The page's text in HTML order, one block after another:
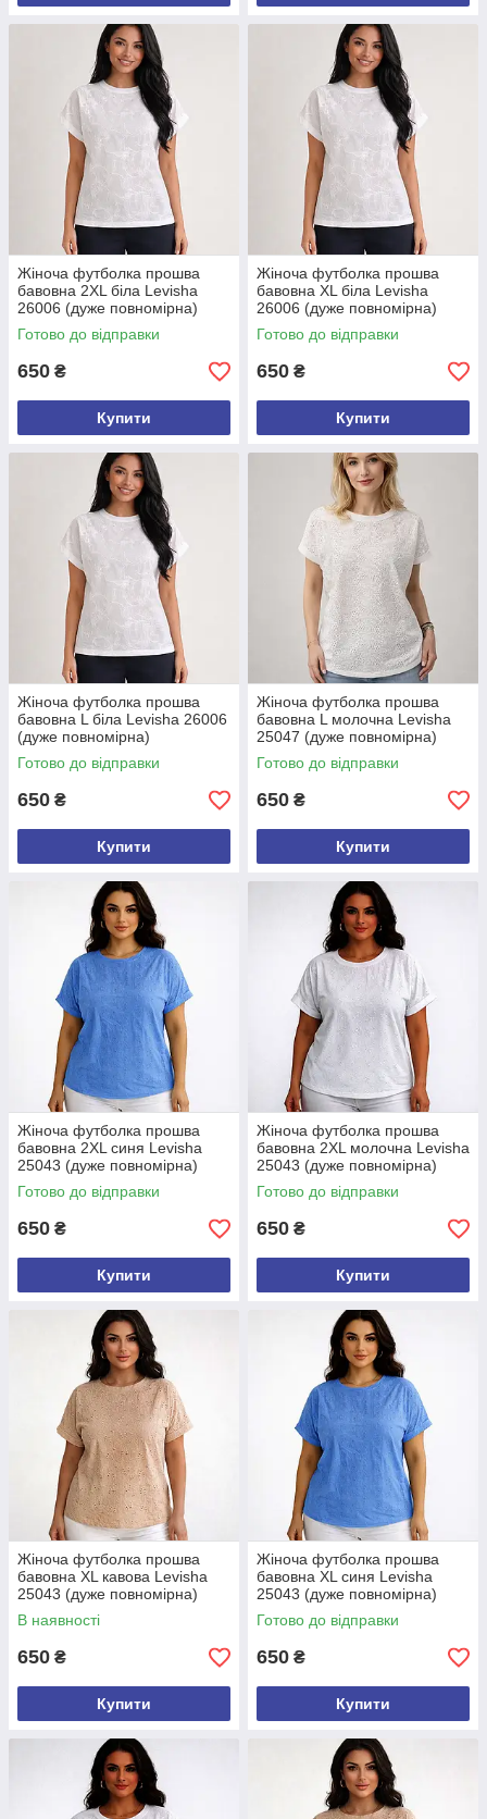
Жіноча футболка прошва
бавовна 2XL біла Levisha
26006 (дуже повномірна)
Готово до відправки
650 ₴
Купити
Жіноча футболка прошва
бавовна XL біла Levisha
26006 (дуже повномірна)
Готово до відправки
650 ₴
Купити
Жіноча футболка прошва
бавовна L біла Levisha 26006
(дуже повномірна)
Готово до відправки
650 ₴
Купити
Жіноча футболка прошва
бавовна L молочна Levisha
25047 (дуже повномірна)
Готово до відправки
650 ₴
Купити
Жіноча футболка прошва
бавовна 2XL синя Levisha
25043 (дуже повномірна)
Готово до відправки
650 ₴
Купити
Жіноча футболка прошва
бавовна 2XL молочна Levisha
25043 (дуже повномірна)
Готово до відправки
650 ₴
Купити
Жіноча футболка прошва
бавовна XL кавова Levisha
25043 (дуже повномірна)
В наявності
650 ₴
Купити
Жіноча футболка прошва
бавовна XL синя Levisha
25043 (дуже повномірна)
Готово до відправки
650 ₴
Купити